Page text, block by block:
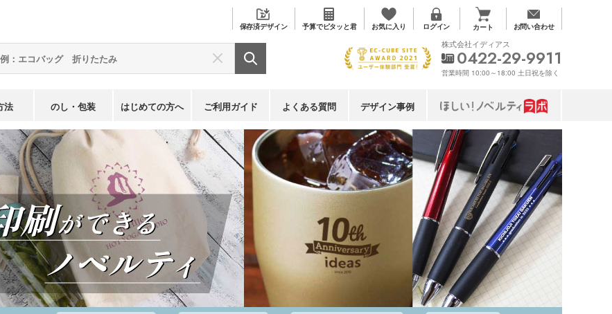
保存済デザイン 予算でピタッと君 お気に入り ログイン カート お問い合わせ
法 のし・包装 はじめての方へ ご利用ガイド よくある質問 デザイン事例
株式会社イディアス
0422-29-9911
営業時間 10:00～18:00 土日祝を除く
色名入れ